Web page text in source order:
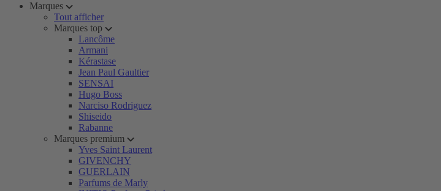
Marques
Tout afficher
Marques top
Lancôme
Armani
Kérastase
Jean Paul Gaultier
SENSAI
Hugo Boss
Narciso Rodriguez
Shiseido
Rabanne
Marques premium
Yves Saint Laurent
GIVENCHY
GUERLAIN
Parfums de Marly